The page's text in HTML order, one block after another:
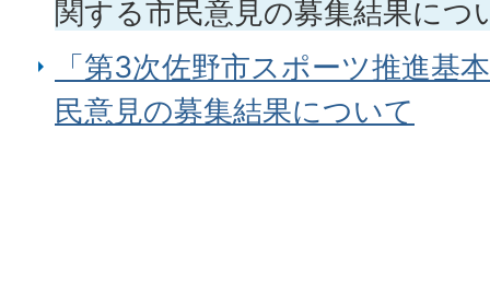
関する市民意見の募集結果につ
「第3次佐野市スポーツ推進基
民意見の募集結果について